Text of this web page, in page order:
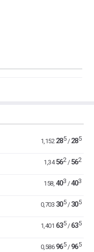
1,152 285/ 285
1,34 562/ 562
158, 403 /403
0,703 305/ 305
1,401 635/ 635
0,586 965/ 965